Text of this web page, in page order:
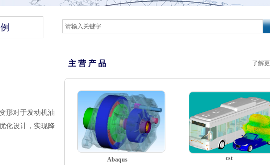
形对于发动机油
化设计，实现降
主 营 产 品 了解
cst
Abaqus